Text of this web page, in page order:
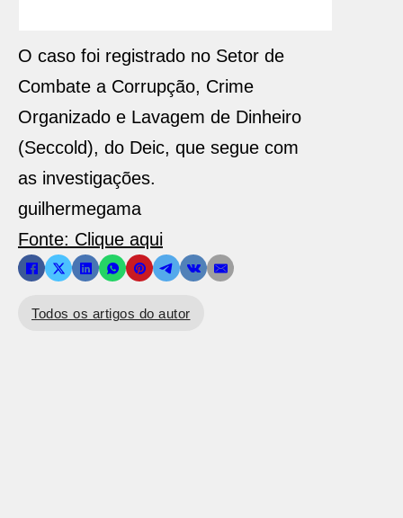
O caso foi registrado no Setor de
Combate a Corrupção, Crime
Organizado e Lavagem de Dinheiro
(Seccold), do Deic, que segue com
as investigações.
guilhermegama
Fonte: Clique aqui
Todos os artigos do autor